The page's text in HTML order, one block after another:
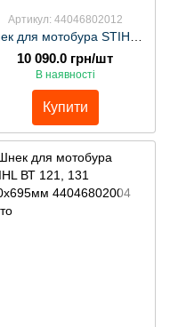
Артикул: 44046802012
10 090.0 грн/шт
В наявності
Купити